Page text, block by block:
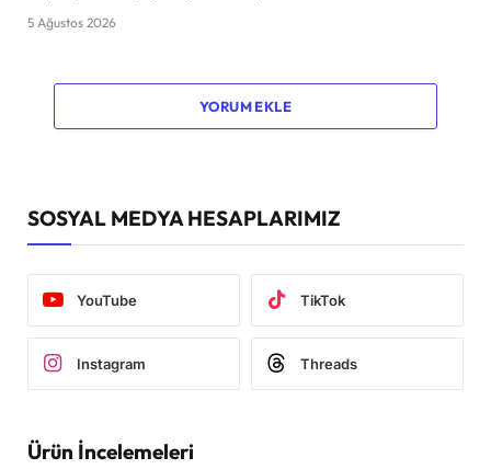
5 Ağustos 2026
YORUM EKLE
SOSYAL MEDYA HESAPLARIMIZ
YouTube TikTok
Instagram Threads
Ürün İncelemeleri